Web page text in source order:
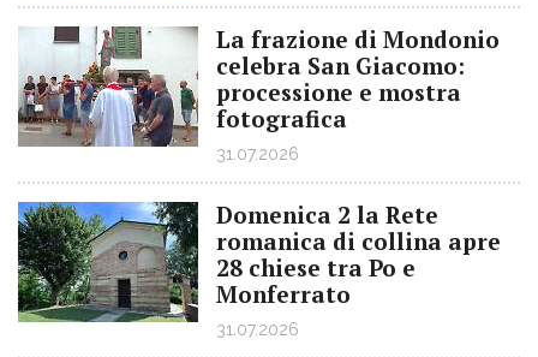
La frazione di Mondonio
celebra San Giacomo:
processione e mostra
fotografica
31.07.2026
Domenica 2 la Rete
romanica di collina apre
28 chiese tra Po e
Monferrato
31.07.2026